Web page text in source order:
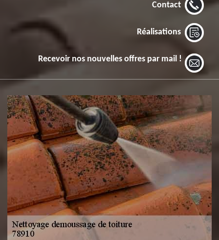
Contact
Réalisations
Recevoir nos nouvelles offres par mail !